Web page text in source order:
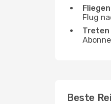
Flug
Treten
Beste